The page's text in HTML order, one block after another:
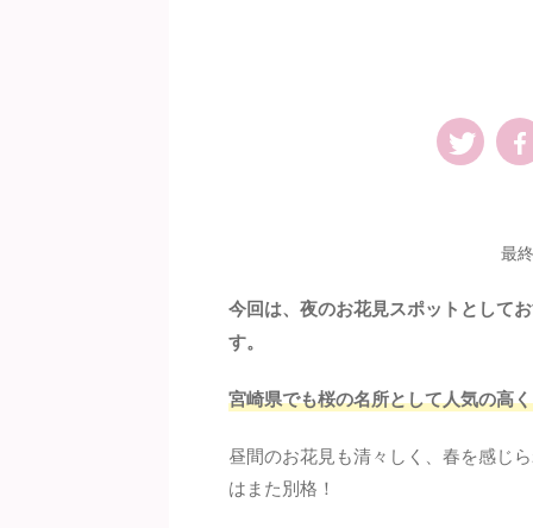
最
今回は、夜のお花見スポットとして
す。
宮崎県でも桜の名所として人気の高
昼間のお花見も清々しく、春を感じ
はまた別格！